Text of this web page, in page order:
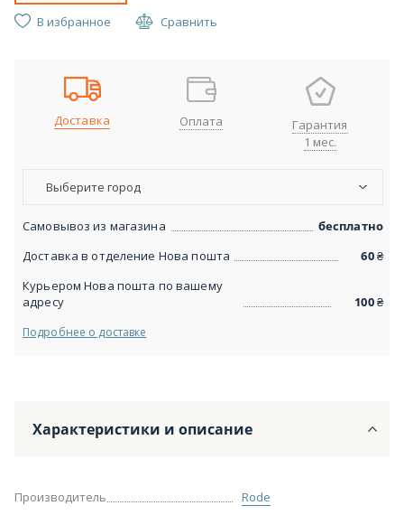
В избранное Сравнить
Доставка Оплата
Гарантия
1 мес.
Выберите город
Самовывоз из магазина
бесплатно
Доставка в отделение Нова пошта
60₴
Курьером Нова пошта по вашему
адресу
100₴
Подробнее о доставке
Характеристики и описание
Производитель
Rode